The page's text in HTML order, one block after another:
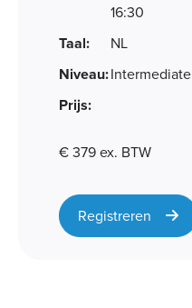
16:30
Taal:
NL
Niveau:Intermediate
Prijs:
€ 379 ex. BTW
Registreren